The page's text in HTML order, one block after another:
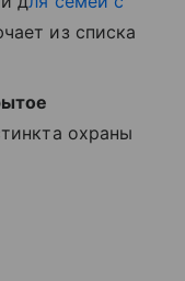
из списка
охраны